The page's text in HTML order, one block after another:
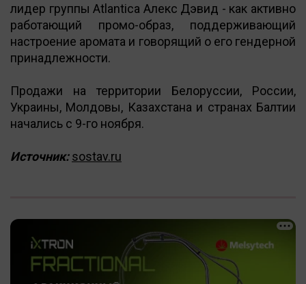
лидер группы Atlantica Алекс Дэвид - как активно
работающий промо-образ, поддерживающий
настроение аромата и говорящий о его гендерной
принадлежности.
Продажи на территории Белоруссии, России,
Украины, Молдовы, Казахстана и странах Балтии
начались с 9-го ноября.
Источник: sostav.ru